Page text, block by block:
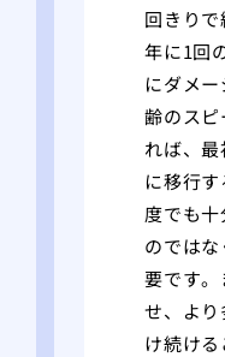
回きり
年に1回
にダメ
齢のス
れば、
に移行
度でも
のでは
要です
せ、よ
け続け